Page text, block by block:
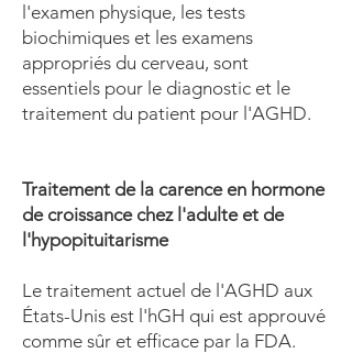
l'examen physique, les tests
biochimiques et les examens
appropriés du cerveau, sont
essentiels pour le diagnostic et le
traitement du patient pour l'AGHD.
Traitement de la carence en hormone
de croissance chez l'adulte et de
l'hypopituitarisme
Le traitement actuel de l'AGHD aux
États-Unis est l'hGH qui est approuvé
comme sûr et efficace par la FDA.